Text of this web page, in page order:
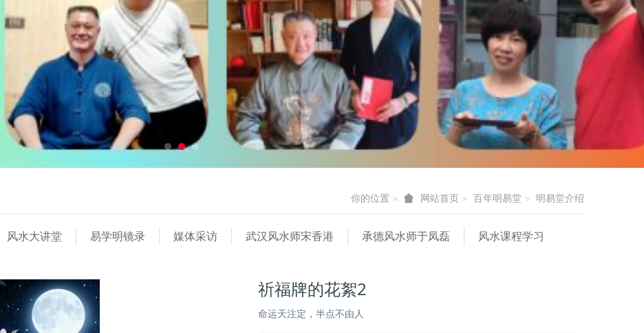
你的位置 网站首页 百年明易堂 明易堂介绍
风水大讲堂 易学明镜录 媒体采访 武汉风水师宋香港 承德风水师于凤磊 风水课程学习
祈福牌的花絮2
命运天注定，半点不由人